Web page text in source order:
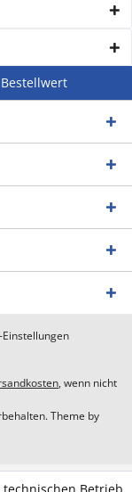
Einstellungen
, wenn nicht
Theme by